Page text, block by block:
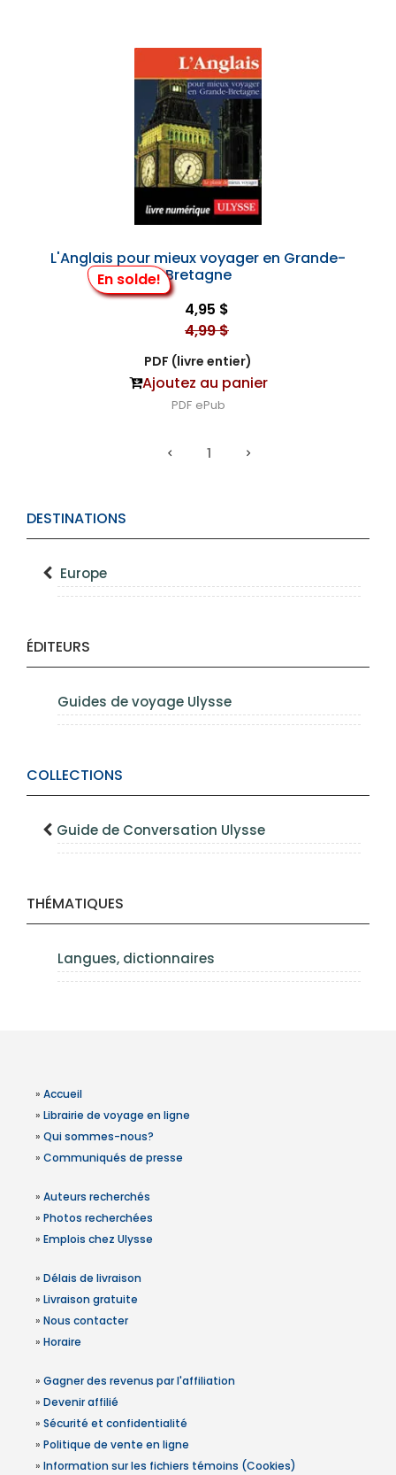
DESTINATIONS
Europe
ÉDITEURS
Guides de voyage Ulysse
COLLECTIONS
Guide de Conversation Ulysse
THÉMATIQUES
Langues, dictionnaires
En solde!
L'Anglais pour mieux voyager en Grande-
Bretagne
4,95 $
4,99 $
PDF (livre entier)
Ajoutez au panier
PDF ePub
1
» Accueil
» Librairie de voyage en ligne
» Qui sommes-nous?
» Communiqués de presse
» Auteurs recherchés
» Photos recherchées
» Emplois chez Ulysse
» Délais de livraison
» Livraison gratuite
» Nous contacter
» Horaire
» Gagner des revenus par l'affiliation
» Devenir affilié
» Sécurité et confidentialité
» Politique de vente en ligne
» Information sur les fichiers témoins (Cookies)